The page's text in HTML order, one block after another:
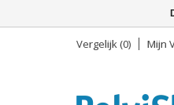
Vergelijk (0) Mijn